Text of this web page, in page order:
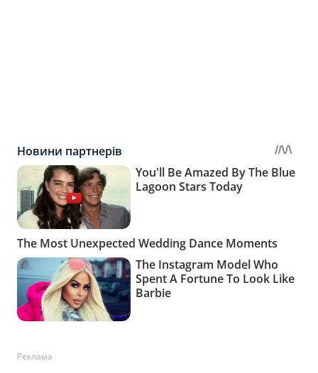
Реклама